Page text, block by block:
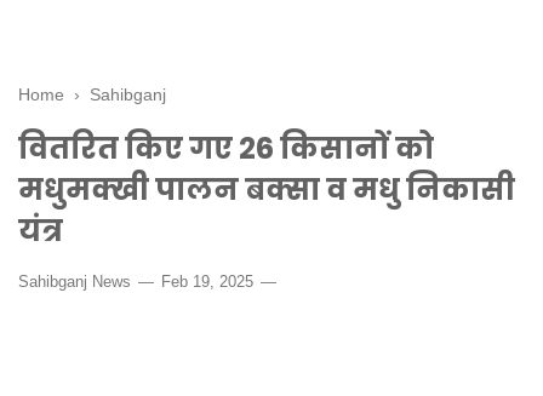
Home › Sahibganj
वितरित किए गए 26 किसानों को
मधुमक्खी पालन बक्सा व मधु निकासी
यंत्र
Sahibganj News Feb 19, 2025